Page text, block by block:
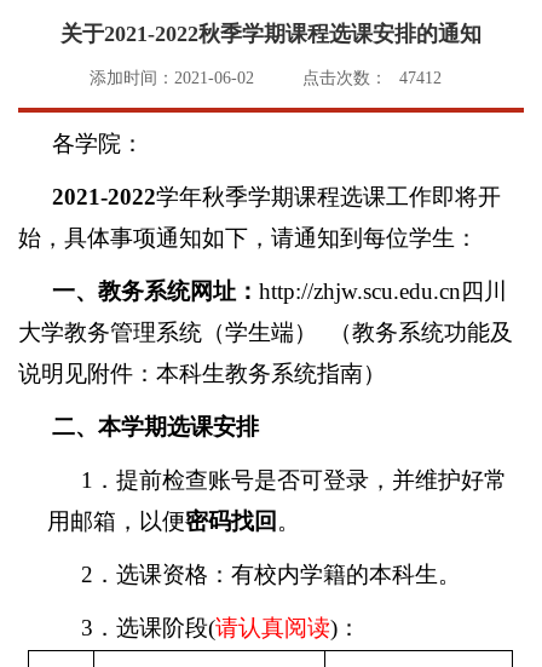
关于2021-2022秋季学期课程选课安排的通知
添加时间：2021-06-02 点击次数： 47412
各学院：
2021-2022学年秋季学期课程选课工作即将开
始，具体事项通知如下，请通知到每位学生：
一、教务系统网址： http://zhjw.scu.edu.cn四川
大学教务管理系统（学生端） （教务系统功能及
说明见附件：本科生教务系统指南）
二、本学期选课安排
1 ． 提前检查账号是否可登录，并维护好常
用邮箱，以便密码找回 。
2 ． 选课资格：有校内学籍的本科生。
3 ． 选课阶段(请认真阅读) ：